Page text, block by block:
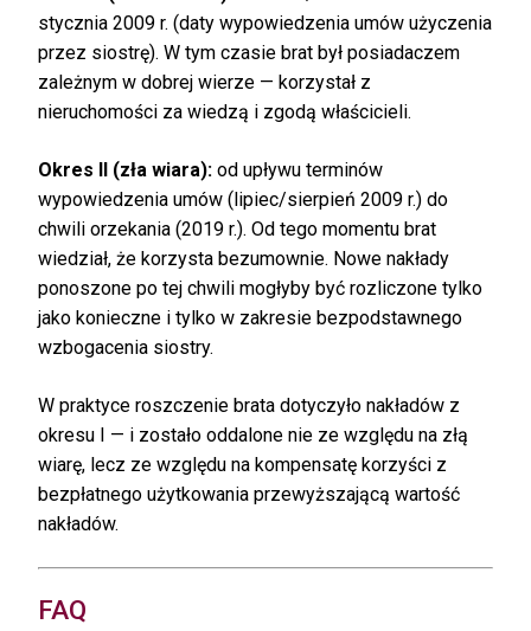
stycznia 2009 r. (daty wypowiedzenia umów użyczenia
przez siostrę). W tym czasie brat był posiadaczem
zależnym w dobrej wierze — korzystał z
nieruchomości za wiedzą i zgodą właścicieli.
Okres II (zła wiara): od upływu terminów
wypowiedzenia umów (lipiec/sierpień 2009 r.) do
chwili orzekania (2019 r.). Od tego momentu brat
wiedział, że korzysta bezumownie. Nowe nakłady
ponoszone po tej chwili mogłyby być rozliczone tylko
jako konieczne i tylko w zakresie bezpodstawnego
wzbogacenia siostry.
W praktyce roszczenie brata dotyczyło nakładów z
okresu I — i zostało oddalone nie ze względu na złą
wiarę, lecz ze względu na kompensatę korzyści z
bezpłatnego użytkowania przewyższającą wartość
nakładów.
FAQ